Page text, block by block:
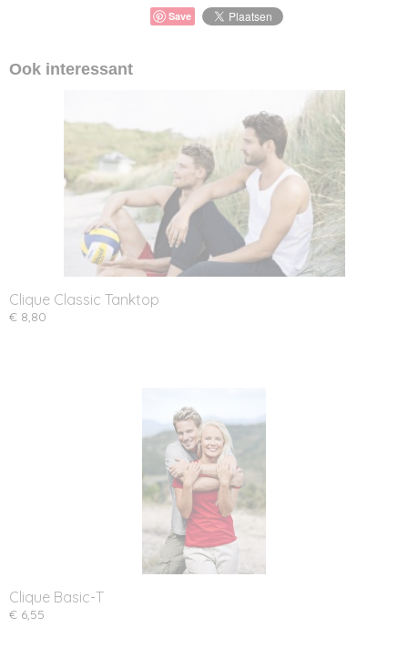
Save
Ook interessant
Clique Classic Tanktop
€ 8,80
Clique Basic-T
€ 6,55